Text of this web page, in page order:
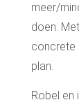
meer/
doen.
concrete
plan.
Robel en